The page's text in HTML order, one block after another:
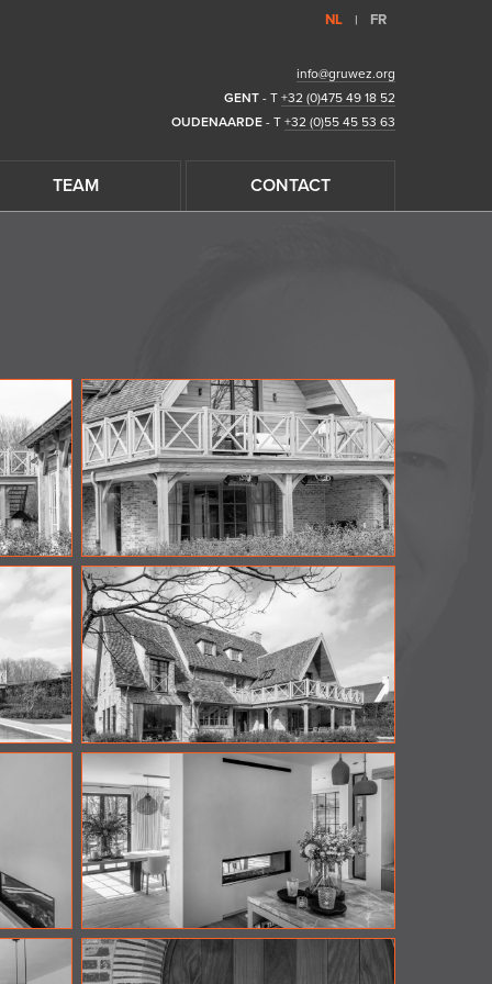
NL | FR
info@gruwez.org
GENT - T +32 (0)475 49 18 52
OUDENAARDE - T +32 (0)55 45 53 63
TEAM CONTACT